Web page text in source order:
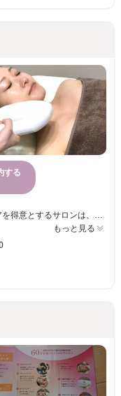
する
脱毛・フェイシャル・ボディケア・フェムケアを得意とするサロンは、最新型の光脱毛機を導入し高い技術を提供しています。ハイパワーと強冷却の組み合わせにより、肌に負担をかけずに確実に毛にアプローチ。初回からの確かな抜け感を実感できます。IPL方式により、さまざまな毛質や肌質にも対応可能。さらに、最新式のオーロラバンドライトフェイシャル方式を搭載した美肌メニューが、美容の本場韓国でも注目されています。従来の光フェイシャルよりも深く肌に光を届け、シミやくすみ、ハリ不足にアプローチ。ウルトランスフォーマーによる筋膜リリースやラジオ波、吸引の３つのアプローチで体の土台を整え、コリや歪みを改善し脂肪燃焼を促進させます。
もっと見る